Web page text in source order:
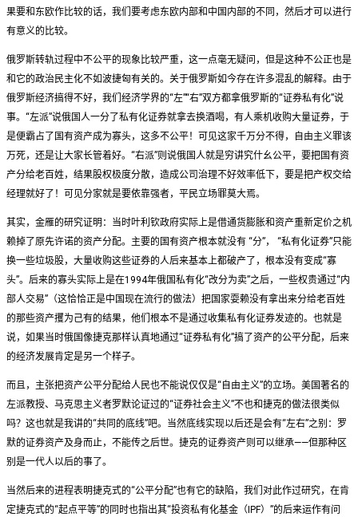
果要和东欧作比较的话，我们要考虑东欧内部和中国内部的不同，然后才可以进行
有意义的比较。
俄罗斯转轨过程中不公平的现象比较严重，这一点毫无疑问，但是这种不公正也是
和它的政治民主化不如波捷匈有关的。关于俄罗斯如今存在许多混乱的解释。由于
俄罗斯经济搞得不好，我们经济学界的“左”“右”双方都拿俄罗斯的“证券私有化”说
事。“左派”说俄国人一分了私有化证券就拿去换酒喝，有人乘机收购大量证券，于
是便霸占了国有资产成为寡头，这多不公平！可见这家千万分不得，自由主义罪该
万死，还是让大家长管着好。“右派”则说俄国人就是穷讲究什幺公平，要把国有资
产分给老百姓，结果股权极度分散，造成公司治理不好效率低下，要是把产权交给
经理就好了！可见分家就是要依靠强者，平民立场罪莫大焉。
其实，金雁的研究证明：当时叶利钦政府实际上是借通货膨胀和资产重新定价之机
赖掉了原先许诺的资产分配。主要的国有资产根本就没有 “分”， “私有化证券”只能
换一些垃圾股，大量收购这些证券的人后来基本上都破产了，根本没有变成“寡
头”。后来的寡头实际上是在1994年俄国私有化“改分为卖”之后，一些权贵通过“内
部人交易”（这恰恰正是中国现在流行的做法）把国家耍赖没有拿出来分给老百姓
的那些资产攫为己有的结果，他们根本不是通过收集私有化证券发迹的。也就是
说，如果当时俄国像捷克那样认真地通过“证券私有化”搞了资产的公平分配，后来
的经济发展肯定是另一个样子。
而且，主张把资产公平分配给人民也不能说仅仅是“自由主义”的立场。美国著名的
左派教授、马克思主义者罗默论证过的“证券社会主义”不也和捷克的做法很类似
吗？这也就是我讲的“共同的底线”吧。当然底线实现以后还是会有“左右”之别：罗
默的证券资产及身而止，不能传之后世。捷克的证券资产则可以继承——但那种区
别是一代人以后的事了。
当然后来的进程表明捷克式的“公平分配”也有它的缺陷，我们对此作过研究，在肯
定捷克式的“起点平等”的同时也指出其“投资私有化基金（IPF）”的后来运作有问